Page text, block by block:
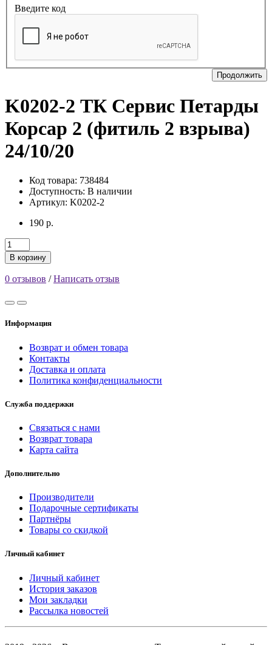
Введите код
Продолжить
K0202-2 ТК Сервис Петарды
Корсар 2 (фитиль 2 взрыва)
24/10/20
Код товара: 738484
Доступность: В наличии
Артикул: K0202-2
190 р.
В корзину
0 отзывов /Написать отзыв
Информация
Возврат и обмен товара
Контакты
Доставка и оплата
Политика конфиденциальности
Служба поддержки
Связаться с нами
Возврат товара
Карта сайта
Дополнительно
Производители
Подарочные сертификаты
Партнёры
Товары со скидкой
Личный кабинет
Личный кабинет
История заказов
Мои закладки
Рассылка новостей